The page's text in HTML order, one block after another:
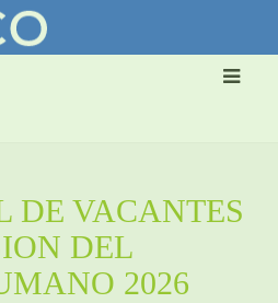
DE VACANTES
DEL
2026